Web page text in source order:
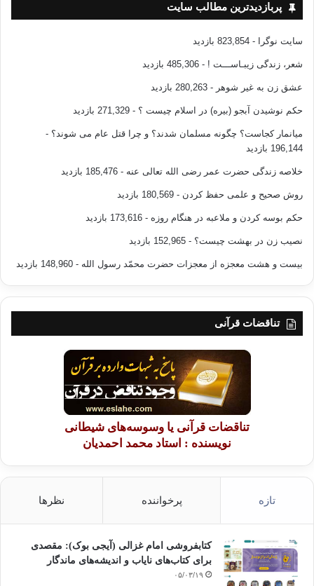
پربازدیدترین مطالب سایت
سایت نوگرا - 823,854 بازدید
شعر، زندگی زیبـاســـت ! - 485,306 بازدید
عشق زن به غیر شوهر - 280,263 بازدید
حکم نوشیدن آبجو (بیره) در اسلام چیست ؟ - 271,329 بازدید
میانمار کجاست؟ چگونه مسلمان شدند؟ و چرا قتل عام می شوند؟ -
196,144 بازدید
خلاصه زندگی حضرت عمر رضی الله تعالی عنه - 185,476 بازدید
روش صحیح و علمی حفظ کردن - 180,569 بازدید
حکم بوسه کردن و ملاعبه در هنگام روزه - 173,616 بازدید
نصیب زن در بهشت چیست؟ - 152,965 بازدید
بیست و هشت معجزه از معجزات حضرت محمّد رسول الله - 148,960 بازدید
تناقضات قرآنی
تناقضات قرآنی یا وسوسه‌های شیطانی
نویسنده : استاد محمد احمدیان
تازه پرخواننده نظرها
کتابفروشی امام غزالی (آیجی بوک): مقصدی
برای کتاب‌های نایاب و اندیشه‌های ماندگار
۰۵/۰۳/۱۹